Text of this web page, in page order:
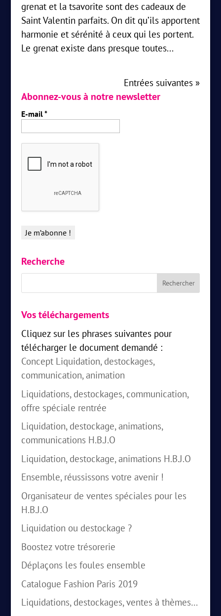
grenat et la tsavorite sont des cadeaux de
Saint Valentin parfaits. On dit qu’ils apportent
harmonie et sérénité à ceux qui les portent.
Le grenat existe dans presque toutes...
Entrées suivantes »
Abonnez-vous à notre newsletter
E-mail*
Recherche
Vos téléchargements
Cliquez sur les phrases suivantes pour
télécharger le document demandé :
Concept Liquidation, destockages,
communication, animation
Liquidations, destockages, communication,
offre spéciale rentrée
Liquidation, destockage, animations,
communications H.B.J.O
Liquidation, destockage, animations H.B.J.O
Ensemble, réussissons votre avenir !
Organisateur de ventes spéciales pour les
H.B.J.O
Liquidation ou destockage ?
Boostez votre trésorerie
Déplaçons les foules ensemble
Catalogue Fashion Paris 2019
Liquidations, destockages, ventes à thèmes…